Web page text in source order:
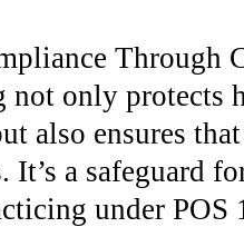
Through
not only protects
also ensures
It’s a safeguard
under POS